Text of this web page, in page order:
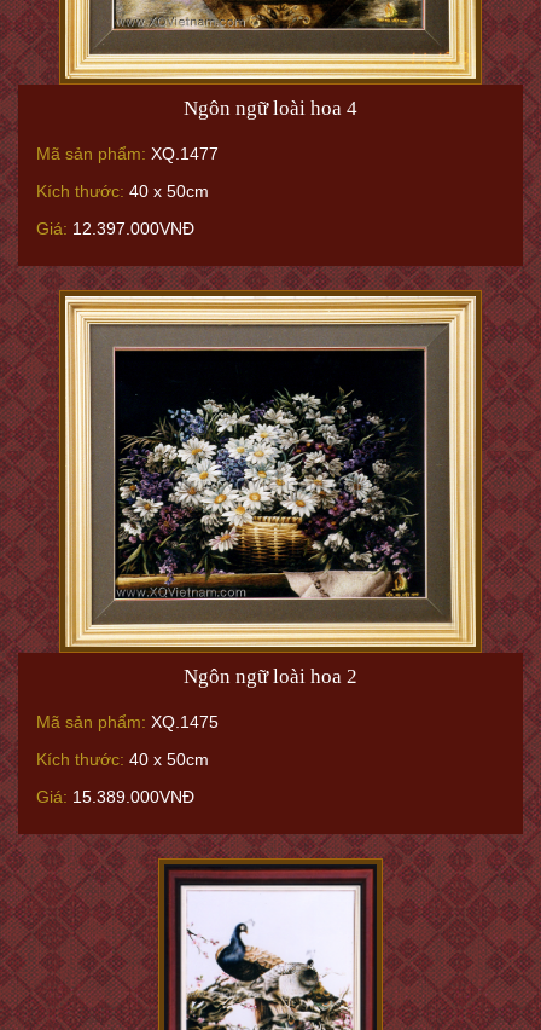
Ngôn ngữ loài hoa 4
Mã sản phẩm: XQ.1477
Kích thước: 40 x 50cm
Giá: 12.397.000VNĐ
Ngôn ngữ loài hoa 2
Mã sản phẩm: XQ.1475
Kích thước: 40 x 50cm
Giá: 15.389.000VNĐ